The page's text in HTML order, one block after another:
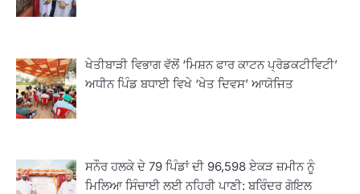
ਖੇਤੀਬਾੜੀ ਵਿਭਾਗ ਵੱਲੋਂ ‘ਮਿਸ਼ਨ ਫਾਰ ਕਾਟਨ ਪ੍ਰੋਡਕਟੀਵਿਟੀ’
ਅਧੀਨ ਪਿੰਡ ਬਧਾਈ ਵਿਖੇ ‘ਖੇਤ ਦਿਵਸ’ ਆਯੋਜਿਤ
ਸਨੌਰ ਹਲਕੇ ਦੇ 79 ਪਿੰਡਾਂ ਦੀ 96,598 ਏਕੜ ਜ਼ਮੀਨ ਨੂੰ
ਮਿਲਿਆ ਸਿੰਚਾਈ ਲਈ ਨਹਿਰੀ ਪਾਣੀ: ਬਰਿੰਦਰ ਗੋਇਲ